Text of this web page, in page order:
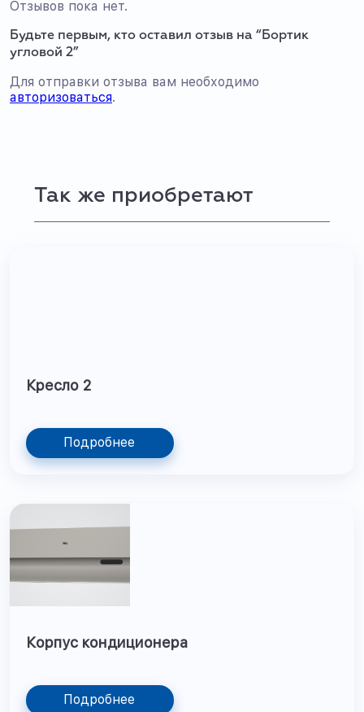
Отзывов пока нет.
Будьте первым, кто оставил отзыв на “Бортик
угловой 2”
Для отправки отзыва вам необходимо
авторизоваться.
Так же приобретают
Кресло 2
Подробнее
Корпус кондиционера
Подробнее